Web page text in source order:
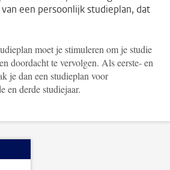
een persoonlijk studieplan, dat
moet je stimuleren om je studie
doordacht te vervolgen. Als eerste- en
je dan een studieplan voor
en derde studiejaar.